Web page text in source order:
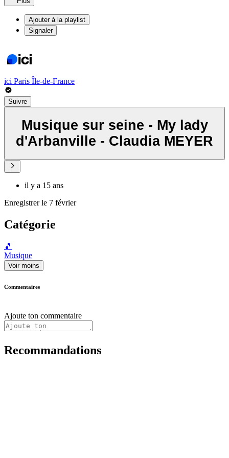
Ajouter à la playlist
Signaler
ici Paris Île-de-France
Suivre
Musique sur seine - My lady
d'Arbanville - Claudia MEYER
il y a 15 ans
Enregistrer le 7 février
Catégorie
🎵
Musique
Voir moins
Commentaires
Ajoute ton commentaire
Recommandations